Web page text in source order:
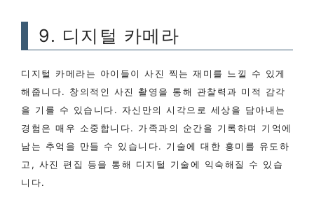
9. 디지털 카메라
디지털 카메라는 아이들이 사진 찍는 재미를 느낄 수 있게
해줍니다. 창의적인 사진 촬영을 통해 관찰력과 미적 감각
을 기를 수 있습니다. 자신만의 시각으로 세상을 담아내는
경험은 매우 소중합니다. 가족과의 순간을 기록하며 기억에
남는 추억을 만들 수 있습니다. 기술에 대한 흥미를 유도하
고, 사진 편집 등을 통해 디지털 기술에 익숙해질 수 있습
니다.